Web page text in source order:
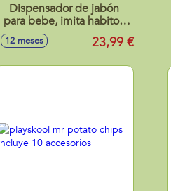
Dispensador de jabón
para bebe, imita habitos
de higiene, incluye 2
canciones y 15 melodias
12 meses 23,99 €